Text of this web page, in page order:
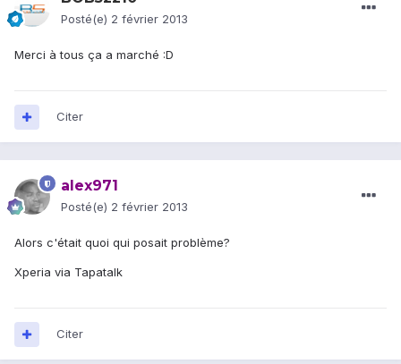
Posté(e) 2 février 2013
Merci à tous ça a marché :D
Citer
alex971
Posté(e) 2 février 2013
Alors c'était quoi qui posait problème?
Xperia via Tapatalk
Citer